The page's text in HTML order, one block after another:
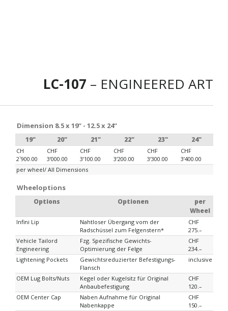
LC-107 – ENGINEERED ART
Dimension 8.5 x 19“ - 12.5 x 24“
19" 20" 21" 22" 23" 24"
CH
2`900.00
CHF
3‘000.00
CHF
3‘100.00
CHF
3‘200.00
CHF
3‘300.00
CHF
3‘400.00
per wheel/ All Dimensions
Wheeloptions
Options Optionen
per
Wheel
Infini Lip
Nahtloser Übergang vom der
Radschüssel zum Felgenstern*
CHF
275.–
Vehicle Tailord
Engineering
Fzg. Spezifische Gewichts-
Optimierung der Felge
CHF
234.–
Lightening Pockets
Gewichtsreduzierter Befestigungs-
Flansch
inclusive
OEM Lug Bolts/Nuts
Kegel oder Kugelsitz für Original
Anbaubefestigung
CHF
120.–
OEM Center Cap
Naben Aufnahme für Original
Nabenkappe
CHF
150.–